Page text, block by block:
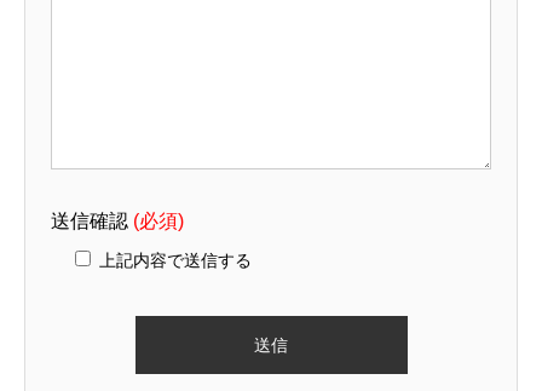
送信確認 (必須)
上記内容で送信する